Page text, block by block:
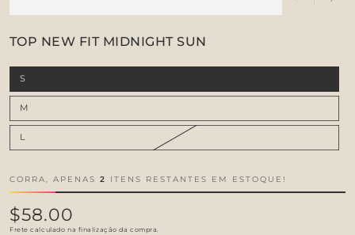
TOP NEW FIT MIDNIGHT SUN
S
M
L
CORRA, APENAS 2 ITENS RESTANTES EM ESTOQUE!
Preço
regular
$58.00
Frete calculado na finalização da compra.